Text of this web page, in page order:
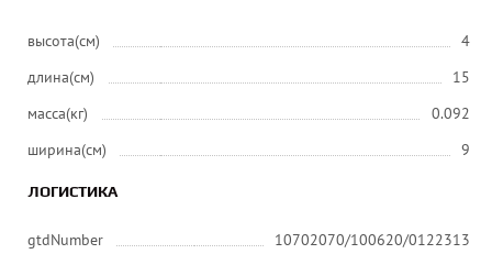
высота(см)
4
длина(см)
15
масса(кг)
0.092
ширина(см)
9
ЛОГИСТИКА
gtdNumber
10702070/100620/0122313